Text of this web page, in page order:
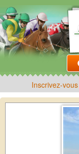
Inscrivez-vous